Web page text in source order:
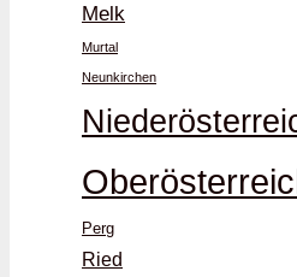
Melk
Murtal
Neunkirchen
Perg
Ried